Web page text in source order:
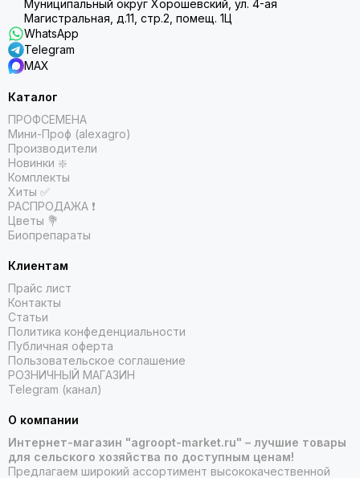
Муниципальный округ Хорошевский, ул. 4-ая
Магистральная, д.11, стр.2, помещ. 1Ц
WhatsApp
Telegram
MAX
Каталог
ПРОФСЕМЕНА
Мини-Проф (alexagro)
Производители
Новинки ❇️
Комплекты
Хиты ✅
РАСПРОДАЖА ❗️
Цветы 💐
Биопрепараты
Клиентам
Прайс лист
Контакты
Статьи
Политика конфеденциальности
Публичная оферта
Пользовательское соглашение
РОЗНИЧНЫЙ МАГАЗИН
Telegram (канал)
О компании
Интернет-магазин "agroopt-market.ru" – лучшие товары
для сельского хозяйства по доступным ценам!
Предлагаем широкий ассортимент высококачественной